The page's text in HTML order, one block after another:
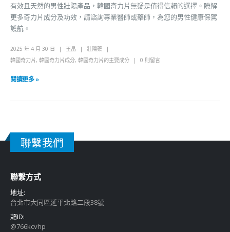
有效且天然的男性壯陽產品，韓國奇力片無疑是值得信賴的選擇。瞭解
更多奇力片成分及功效，請諮詢專業醫師或藥師，為您的男性健康保駕
護航。
2025 年 4 月 30 日 王晶
壯陽藥
韓國奇力片, 韓國奇力片成分, 韓國奇力片的主要成分 0 則留言
閱讀更多 »
聯繫我們
聯繫方式
地址:
台北市大同區延平北路二段38號
賴ID:
@766kcvhp